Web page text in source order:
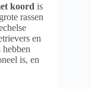
koord is
rassen
en
is, en